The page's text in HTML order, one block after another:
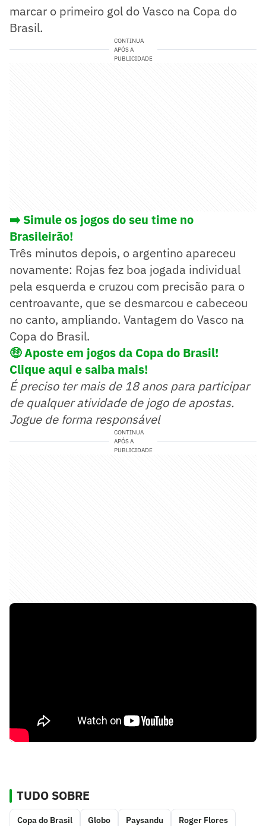
marcar o primeiro gol do Vasco na Copa do
Brasil.
CONTINUA
APÓS A
PUBLICIDADE
➡️ Simule os jogos do seu time no
Brasileirão!
Três minutos depois, o argentino apareceu
novamente: Rojas fez boa jogada individual
pela esquerda e cruzou com precisão para o
centroavante, que se desmarcou e cabeceou
no canto, ampliando. Vantagem do Vasco na
Copa do Brasil.
🤑Aposte em jogos da Copa do Brasil!
Clique aqui e saiba mais!
É preciso ter mais de 18 anos para participar
de qualquer atividade de jogo de apostas.
Jogue de forma responsável
CONTINUA
APÓS A
PUBLICIDADE
TUDO SOBRE
Copa do Brasil Globo Paysandu Roger Flores